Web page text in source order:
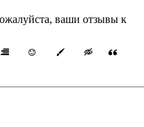
ваши отзывы к